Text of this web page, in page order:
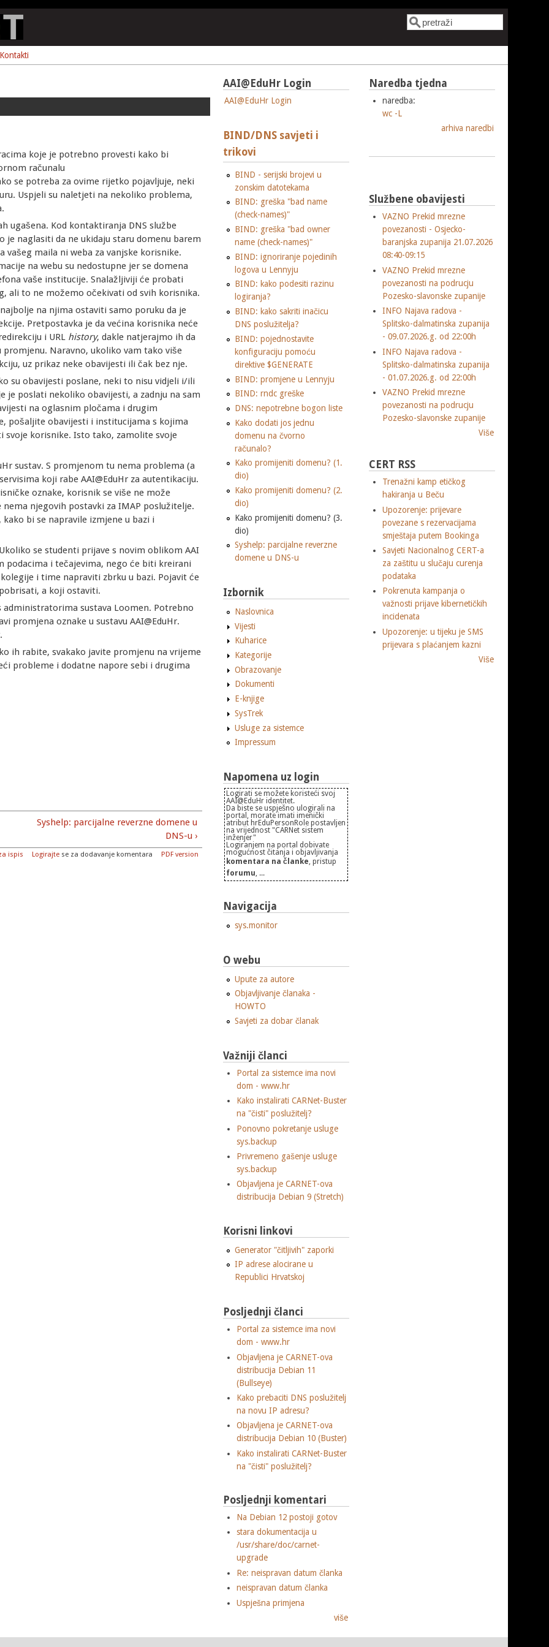
Obrazac pretrage
Pretraga
Kontakti
koje je potrebno provesti kako bi
računalu
se potreba za ovime rijetko pojavljuje, neki
Uspjeli su naletjeti na nekoliko problema,
ugašena. Kod kontaktiranja DNS službe
je naglasiti da ne ukidaju staru domenu barem
vašeg maila ni weba za vanjske korisnike.
na webu su nedostupne jer se domena
vaše institucije. Snalažljiviji će probati
ali to ne možemo očekivati od svih korisnika.
na njima ostaviti samo poruku da je
Pretpostavka je da većina korisnika neće
i URL history, dakle natjerajmo ih da
promjenu. Naravno, ukoliko vam tako više
uz prikaz neke obavijesti ili čak bez nje.
su obavijesti poslane, neki to nisu vidjeli i/ili
poslati nekoliko obavijesti, a zadnju na sam
na oglasnim pločama i drugim
pošaljite obavijesti i institucijama s kojima
korisnike. Isto tako, zamolite svoje
sustav. S promjenom tu nema problema (a
koji rabe AAI@EduHr za autentikaciju.
oznake, korisnik se više ne može
njegovih postavki za IMAP poslužitelje.
bi se napravile izmjene u bazi i
se studenti prijave s novim oblikom AAI
i tečajevima, nego će biti kreirani
i time napraviti zbrku u bazi. Pojavit će
a koji ostaviti.
sustava Loomen. Potrebno
promjena oznake u sustavu AAI@EduHr.
ih rabite, svakako javite promjenu na vrijeme
probleme i dodatne napore sebi i drugima
Syshelp: parcijalne reverzne domene u
DNS-u ›
ispis Logirajte se za dodavanje komentara PDF version
AAI@EduHr Login
AAI@EduHr Login
BIND/DNS savjeti i
trikovi
BIND - serijski brojevi u
zonskim datotekama
BIND: greška "bad name
(check-names)"
BIND: greška "bad owner
name (check-names)"
BIND: ignoriranje pojedinih
logova u Lennyju
BIND: kako podesiti razinu
logiranja?
BIND: kako sakriti inačicu
DNS poslužitelja?
BIND: pojednostavite
konfiguraciju pomoću
direktive $GENERATE
BIND: promjene u Lennyju
BIND: rndc greške
DNS: nepotrebne bogon liste
Kako dodati jos jednu
domenu na čvorno
računalo?
Kako promijeniti domenu? (1.
dio)
Kako promijeniti domenu? (2.
dio)
Kako promijeniti domenu? (3.
dio)
Syshelp: parcijalne reverzne
domene u DNS-u
Izbornik
Naslovnica
Vijesti
Kuharice
Kategorije
Obrazovanje
Dokumenti
E-knjige
SysTrek
Usluge za sistemce
Impressum
Napomena uz login
Logirati se možete koristeći svoj
AAI@EduHr identitet.
Da biste se uspješno ulogirali na
portal, morate imati imenički
atribut hrEduPersonRole postavljen
na vrijednost "CARNet sistem
inženjer"
Logiranjem na portal dobivate
mogućnost čitanja i objavljivanja
komentara na članke, pristup
forumu, ...
Navigacija
sys.monitor
O webu
Upute za autore
Objavljivanje članaka -
HOWTO
Savjeti za dobar članak
Važniji članci
Portal za sistemce ima novi
dom - www.hr
Kako instalirati CARNet-Buster
na "čisti" poslužitelj?
Ponovno pokretanje usluge
sys.backup
Privremeno gašenje usluge
sys.backup
Objavljena je CARNET-ova
distribucija Debian 9 (Stretch)
Korisni linkovi
Generator "čitljivih" zaporki
IP adrese alocirane u
Republici Hrvatskoj
Posljednji članci
Portal za sistemce ima novi
dom - www.hr
Objavljena je CARNET-ova
distribucija Debian 11
(Bullseye)
Kako prebaciti DNS poslužitelj
na novu IP adresu?
Objavljena je CARNET-ova
distribucija Debian 10 (Buster)
Kako instalirati CARNet-Buster
na "čisti" poslužitelj?
Posljednji komentari
Na Debian 12 postoji gotov
stara dokumentacija u
/usr/share/doc/carnet-
upgrade
Re: neispravan datum članka
neispravan datum članka
Uspješna primjena
više
Naredba tjedna
naredba:
wc -L
arhiva naredbi
Službene obavijesti
VAZNO Prekid mrezne
povezanosti - Osjecko-
baranjska zupanija 21.07.2026
08:40-09:15
VAZNO Prekid mrezne
povezanosti na podrucju
Pozesko-slavonske zupanije
INFO Najava radova -
Splitsko-dalmatinska zupanija
- 09.07.2026.g. od 22:00h
INFO Najava radova -
Splitsko-dalmatinska zupanija
- 01.07.2026.g. od 22:00h
VAZNO Prekid mrezne
povezanosti na podrucju
Pozesko-slavonske zupanije
Više
CERT RSS
Trenažni kamp etičkog
hakiranja u Beču
Upozorenje: prijevare
povezane s rezervacijama
smještaja putem Bookinga
Savjeti Nacionalnog CERT-a
za zaštitu u slučaju curenja
podataka
Pokrenuta kampanja o
važnosti prijave kibernetičkih
incidenata
Upozorenje: u tijeku je SMS
prijevara s plaćanjem kazni
Više